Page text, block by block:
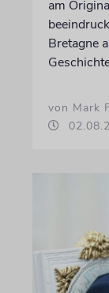
am
Bretagne
von Mark